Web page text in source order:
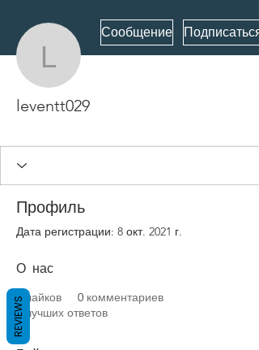
leventt029
Сообщение Подписаться
leventt029
Профиль
Дата регистрации: 8 окт. 2021 г.
О нас
0 лайков 0 комментариев
0 лучших ответов
REVIEWS